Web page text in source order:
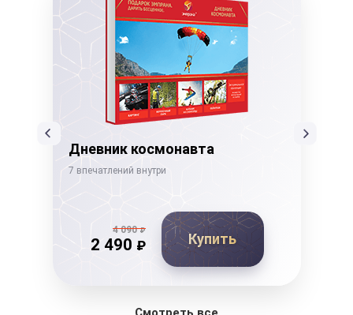
Дневник космонавта
7 впечатлений внутри
4 090₽
2 490 ₽ Купить